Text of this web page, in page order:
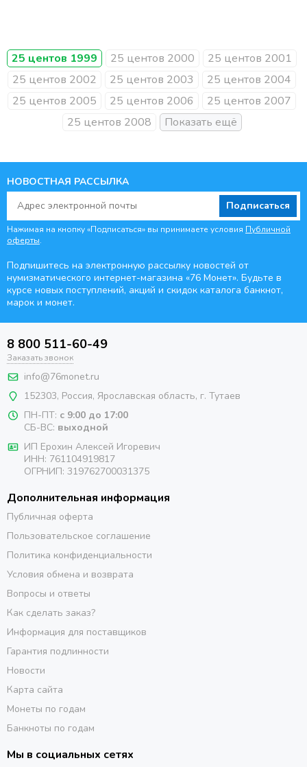
25 центов 1999 25 центов 2000
25 центов 2001
25 центов 2002
25 центов 2003
25 центов 2004
25 центов 2005
25 центов 2006
25 центов 2007
25 центов 2008
НОВОСТНАЯ РАССЫЛКА
Подписаться
Нажимая на кнопку «Подписаться» вы принимаете условия Публичной
оферты.
Подпишитесь на электронную рассылку новостей от
нумизматического интернет-магазина «76 Монет». Будьте в
курсе новых поступлений, акций и скидок каталога банкнот,
марок и монет.
8 800 511-60-49
Заказать звонок
info@76monet.ru
152303, Россия, Ярославская область, г. Тутаев
ПН-ПТ: с 9:00 до 17:00
СБ-ВС: выходной
ИП Ерохин Алексей Игоревич
ИНН: 761104919817
ОГРНИП: 319762700031375
Дополнительная информация
Публичная оферта
Пользовательское соглашение
Политика конфиденциальности
Условия обмена и возврата
Вопросы и ответы
Как сделать заказ?
Информация для поставщиков
Гарантия подлинности
Новости
Карта сайта
Монеты по годам
Банкноты по годам
Мы в социальных сетях